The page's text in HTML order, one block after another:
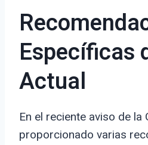
Específicas
Actual
En el reciente aviso de la
proporcionado varias